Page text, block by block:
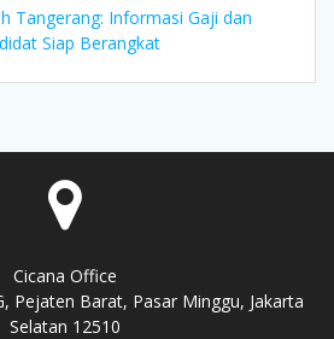
Tangerang: Informasi Gaji dan
Siap Berangkat
Cicana Office
Pejaten Barat, Pasar Minggu, Jakarta
Selatan 12510